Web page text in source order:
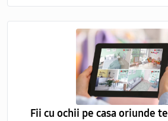
gazoase (C) pe întregul volum al
Fii cu ochii pe casa oriunde